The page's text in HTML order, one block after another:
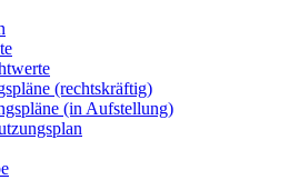
(rechtskräftig)
(in Aufstellung)